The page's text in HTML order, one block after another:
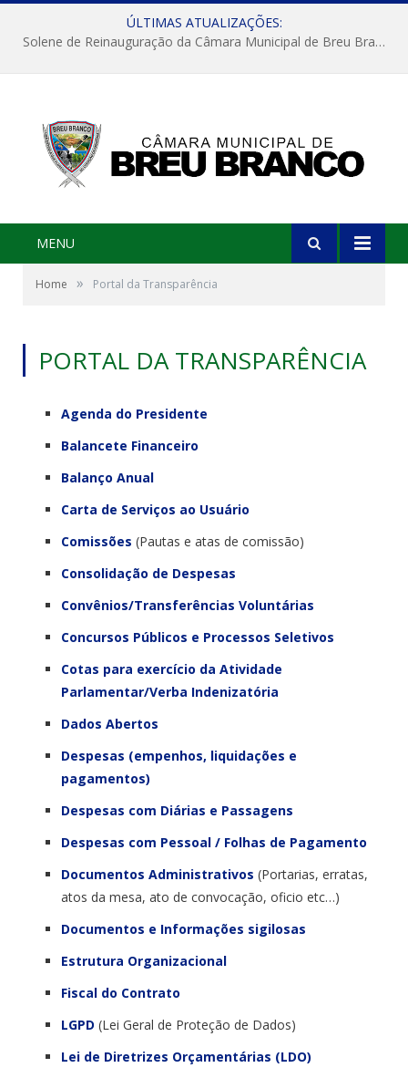
ÚLTIMAS ATUALIZAÇÕES:
Solene de Reinauguração da Câmara Municipal de Breu Branco
MENU
Home » Portal da Transparência
PORTAL DA TRANSPARÊNCIA
Agenda do Presidente
Balancete Financeiro
Balanço Anual
Carta de Serviços ao Usuário
Comissões (Pautas e atas de comissão)
Consolidação de Despesas
Convênios/Transferências Voluntárias
Concursos Públicos e Processos Seletivos
Cotas para exercício da Atividade
Parlamentar/Verba Indenizatória
Dados Abertos
Despesas (empenhos, liquidações e
pagamentos)
Despesas com Diárias e Passagens
Despesas com Pessoal / Folhas de Pagamento
Documentos Administrativos (Portarias, erratas,
atos da mesa, ato de convocação, oficio etc…)
Documentos e Informações sigilosas
Estrutura Organizacional
Fiscal do Contrato
LGPD (Lei Geral de Proteção de Dados)
Lei de Diretrizes Orçamentárias (LDO)